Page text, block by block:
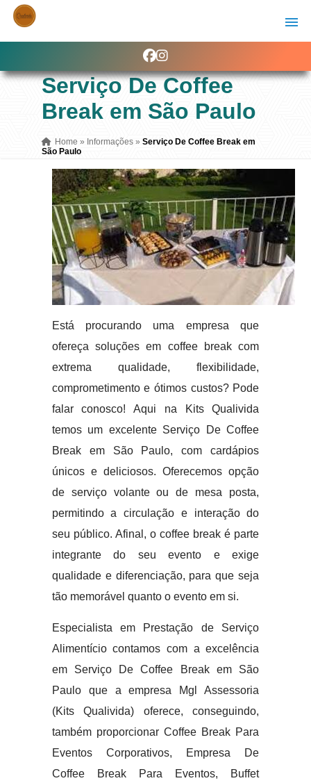
Serviço De Coffee
Break em São Paulo
Home » Informações » Serviço De Coffee Break em
São Paulo
Está procurando uma empresa que
ofereça soluções em coffee break com
extrema qualidade, flexibilidade,
comprometimento e ótimos custos? Pode
falar conosco! Aqui na Kits Qualivida
temos um excelente Serviço De Coffee
Break em São Paulo, com cardápios
únicos e deliciosos. Oferecemos opção
de serviço volante ou de mesa posta,
permitindo a circulação e interação do
seu público. Afinal, o coffee break é parte
integrante do seu evento e exige
qualidade e diferenciação, para que seja
tão memorável quanto o evento em si.
Especialista em Prestação de Serviço
Alimentício contamos com a excelência
em Serviço De Coffee Break em São
Paulo que a empresa Mgl Assessoria
(Kits Qualivida) oferece, conseguindo,
também proporcionar Coffee Break Para
Eventos Corporativos, Empresa De
Coffee Break Para Eventos, Buffet